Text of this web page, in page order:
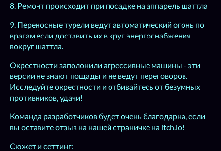
8. Ремонт происходит при посадке на аппарель шаттла
9. Переносные турели ведут автоматический огонь по
врагам если доставить их в круг энергоснабжения
вокруг шаттла.
Окрестности заполонили агрессивные машины - эти
версии не знают пощады и не ведут переговоров.
Исследуйте окрестности и отбивайтесь от безумных
противников, удачи!
Команда разработчиков будет очень благодарна, если
вы оставите отзыв на нашей страничке на itch.io!
Сюжет и сеттинг: